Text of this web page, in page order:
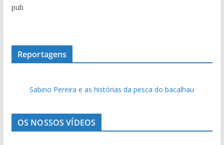
q
d
t
pub
Reportagens
Sabino Pereira e as histórias da pesca do bacalhau
OS NOSSOS VÍDEOS